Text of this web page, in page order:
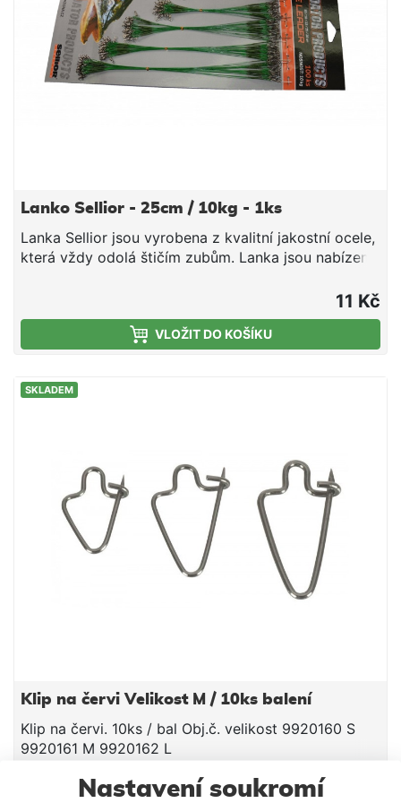
Nastavení soukromí
najdete 3 kusy.
Lanko Sellior - 25cm / 10kg - 1ks
Lanka Sellior jsou vyrobena z kvalitní jakostní ocele,
která vždy odolá štičím zubům. Lanka jsou nabízeny
11 Kč
VLOŽIT DO KOŠÍKU
SKLADEM
Klip na červi Velikost M / 10ks balení
Klip na červi. 10ks / bal Obj.č. velikost 9920160 S
9920161 M 9920162 L